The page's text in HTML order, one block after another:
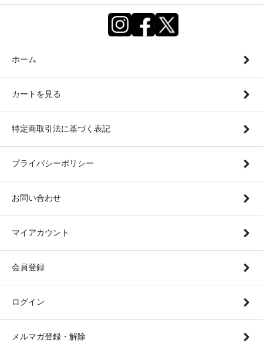
ホーム
カートを見る
特定商取引法に基づく表記
プライバシーポリシー
お問い合わせ
マイアカウント
会員登録
ログイン
メルマガ登録・解除